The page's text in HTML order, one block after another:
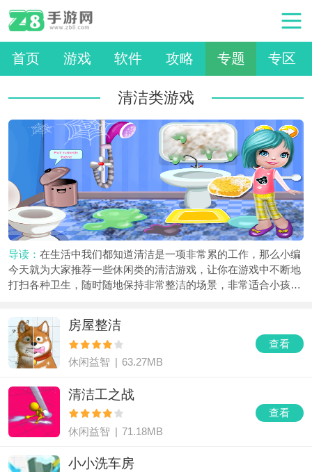
首页 游戏 软件 攻略 专题 专区
清洁类游戏
导读：在生活中我们都知道清洁是一项非常累的工作，那么小编
今天就为大家推荐一些休闲类的清洁游戏，让你在游戏中不断地
打扫各种卫生，随时随地保持非常整洁的场景，非常适合小孩子
查看
房屋整洁
休闲益智 | 63.27MB
查看
清洁工之战
休闲益智 | 71.18MB
小小洗车房